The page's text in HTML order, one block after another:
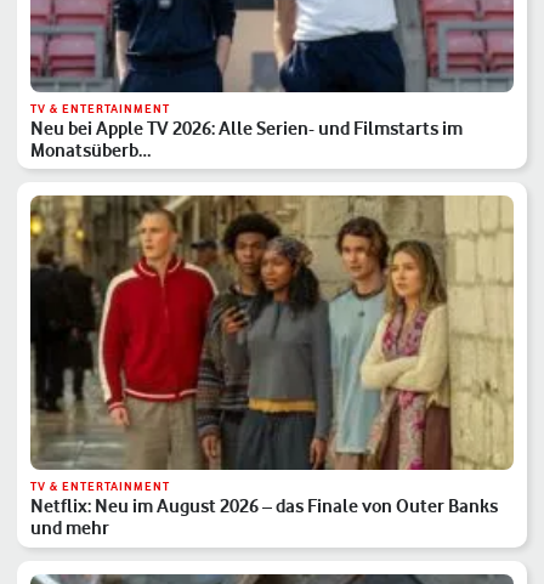
TV & ENTERTAINMENT
Neu bei Apple TV 2026: Alle Serien- und Filmstarts im
Monatsüberb…
TV & ENTERTAINMENT
Netflix: Neu im August 2026 – das Finale von Outer Banks
und mehr